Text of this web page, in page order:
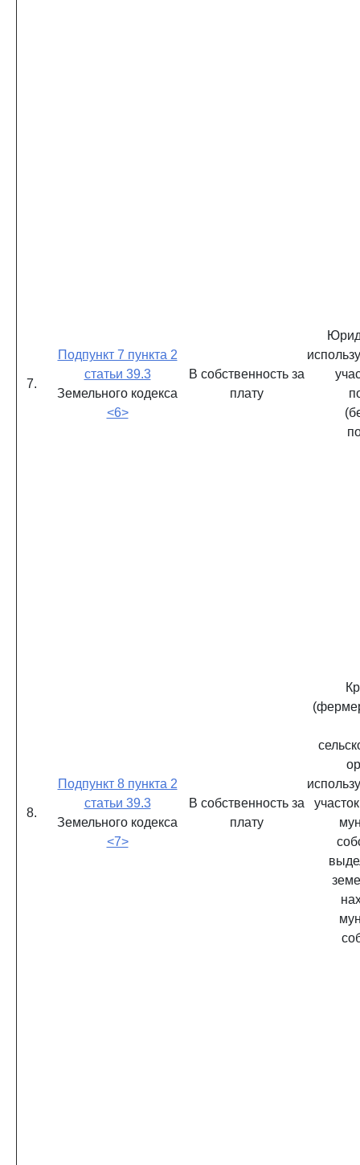
7.
Подпункт 7 пункта 2
статьи 39.3
Земельного кодекса
<6>
В собственность за
плату
8.
Подпункт 8 пункта 2
статьи 39.3
Земельного кодекса
<7>
В собственность за
плату